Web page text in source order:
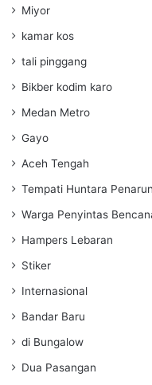
Miyor
kamar kos
tali pinggang
Bikber kodim karo
Medan Metro
Gayo
Aceh Tengah
Tempati Huntara Penarun
Warga Penyintas
Hampers Lebaran
Stiker
Internasional
Bandar Baru
di Bungalow
Dua Pasangan